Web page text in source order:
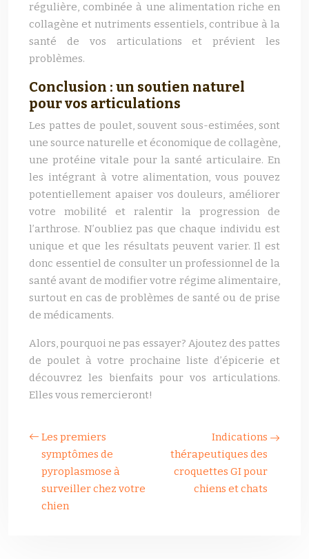
régulière, combinée à une alimentation riche en
collagène et nutriments essentiels, contribue à la
santé de vos articulations et prévient les
problèmes.
Conclusion : un soutien naturel
pour vos articulations
Les pattes de poulet, souvent sous-estimées, sont
une source naturelle et économique de collagène,
une protéine vitale pour la santé articulaire. En
les intégrant à votre alimentation, vous pouvez
potentiellement apaiser vos douleurs, améliorer
votre mobilité et ralentir la progression de
l’arthrose. N’oubliez pas que chaque individu est
unique et que les résultats peuvent varier. Il est
donc essentiel de consulter un professionnel de la
santé avant de modifier votre régime alimentaire,
surtout en cas de problèmes de santé ou de prise
de médicaments.
Alors, pourquoi ne pas essayer? Ajoutez des pattes
de poulet à votre prochaine liste d’épicerie et
découvrez les bienfaits pour vos articulations.
Elles vous remercieront!
Les premiers
symptômes de
pyroplasmose à
surveiller chez votre
chien
Indications
thérapeutiques des
croquettes GI pour
chiens et chats